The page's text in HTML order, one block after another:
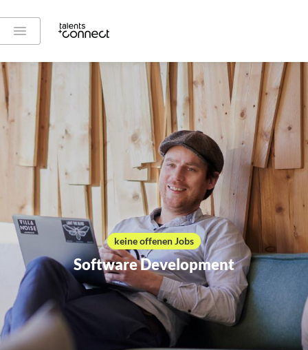
keine offenen Jobs
Software Development